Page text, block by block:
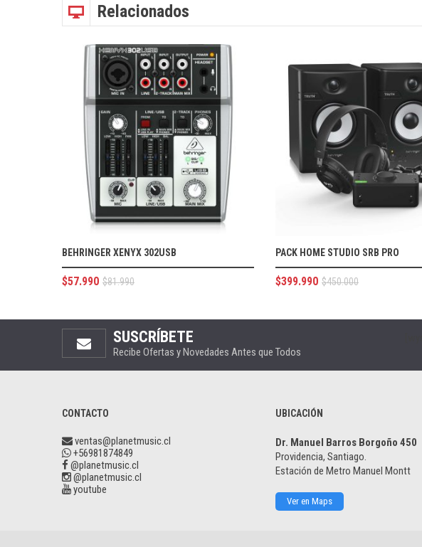
Relacionados
BEHRINGER XENYX 302USB
$81.990
$57.990
PACK HOME STUDIO SRB PRO
$450.000
$399.990
SUSCRÍBETE
Recibe Ofertas y Novedades Antes que Todos
CONTACTO
ventas@planetmusic.cl
+56981874849
@planetmusic.cl
@planetmusic.cl
youtube
UBICACIÓN
Dr. Manuel Barros Borgoño 450
Providencia, Santiago.
Estación de Metro Manuel Montt
Ver en Maps